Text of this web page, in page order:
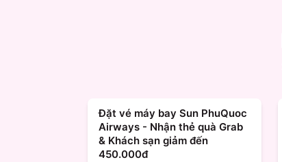
Đặt vé máy bay Sun PhuQuoc
Airways - Nhận thẻ quà Grab
& Khách sạn giảm đến
450.000đ